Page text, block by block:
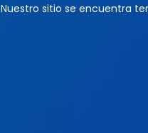
Nuestro sitio se encuentra